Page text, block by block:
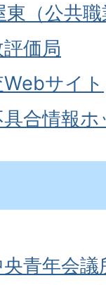
（公共
価局
サイト
合情報
青年会議